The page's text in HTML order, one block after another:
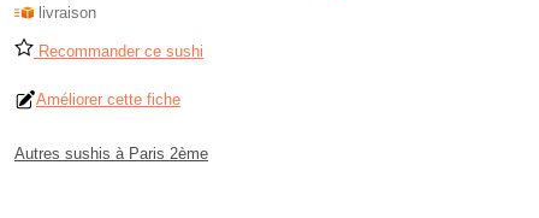
livraison
Recommander ce sushi
Améliorer cette fiche
Autres sushis à Paris 2ème